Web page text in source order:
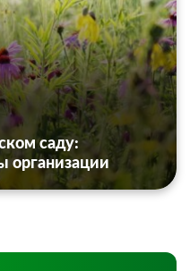
саду:
организации